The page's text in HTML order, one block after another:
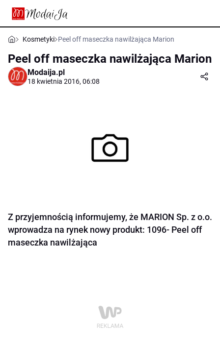
Kosmetyki Peel off maseczka nawilżająca Marion
Peel off maseczka nawilżająca Marion
Modaija.pl
18 kwietnia 2016, 06:08
Z przyjemnością informujemy, że MARION Sp. z o.o.
wprowadza na rynek nowy produkt: 1096- Peel off
maseczka nawilżająca